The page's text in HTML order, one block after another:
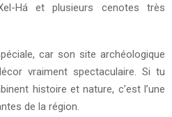
Há et plusieurs cenotes très
car son site archéologique
vraiment spectaculaire. Si tu
histoire et nature, c’est l’une
de la région.